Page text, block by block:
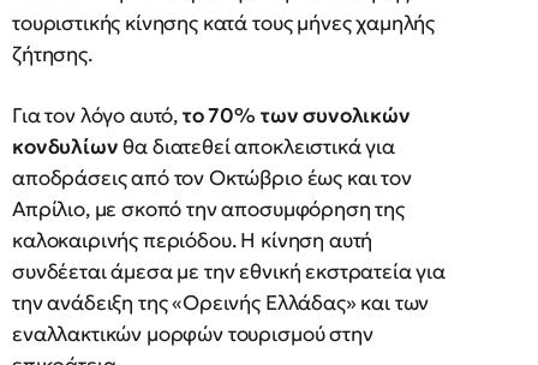
τουριστικής κίνησης κατά τους μήνες χαμηλής
ζήτησης.
Για τον λόγο αυτό,το 70% των συνολικών
κονδυλίωνθα διατεθεί αποκλειστικά για
αποδράσεις από τον Οκτώβριο έως και τον
Απρίλιο, με σκοπό την αποσυμφόρηση της
καλοκαιρινής περιόδου. Η κίνηση αυτή
συνδέεται άμεσα με την εθνική εκστρατεία για
την ανάδειξη της «Ορεινής Ελλάδας» και των
εναλλακτικών μορφών τουρισμού στην